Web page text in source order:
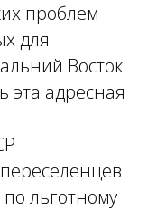
проблем
для
Восток
эта адресная
льготному